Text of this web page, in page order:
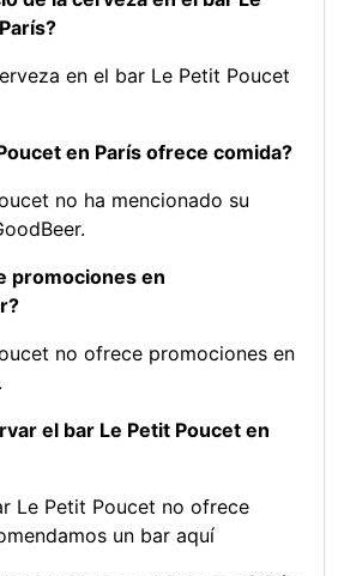
en el bar Le Petit Poucet
en París ofrece comida?
no ha mencionado su
promociones en
no ofrece promociones en
el bar Le Petit Poucet en
Le Petit Poucet no ofrece
un bar aquí